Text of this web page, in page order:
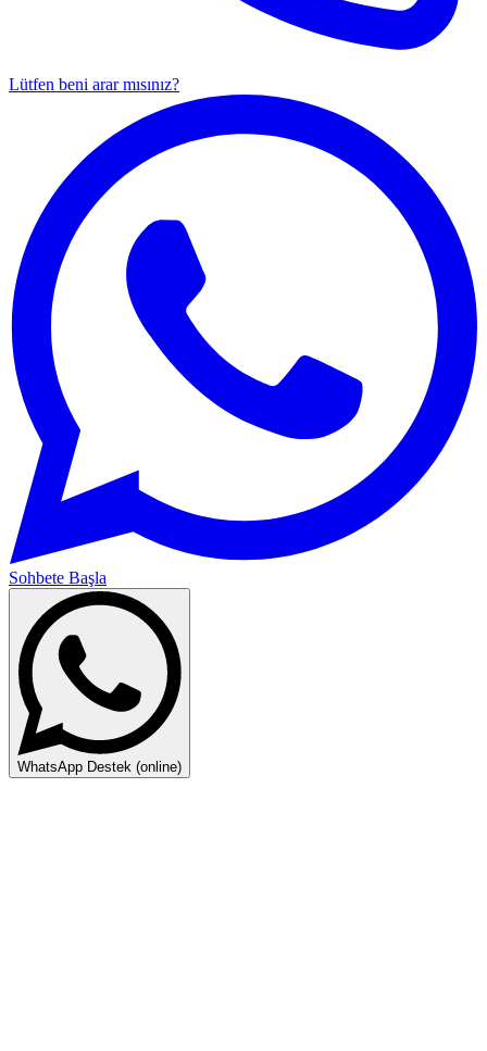
Lütfen beni arar mısınız?
Sohbete Başla
WhatsApp Destek (online)